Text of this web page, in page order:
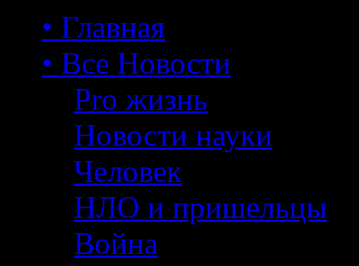
• Главная
• Все Новости
Pro жизнь
Новости науки
Человек
НЛО и пришельцы
Война